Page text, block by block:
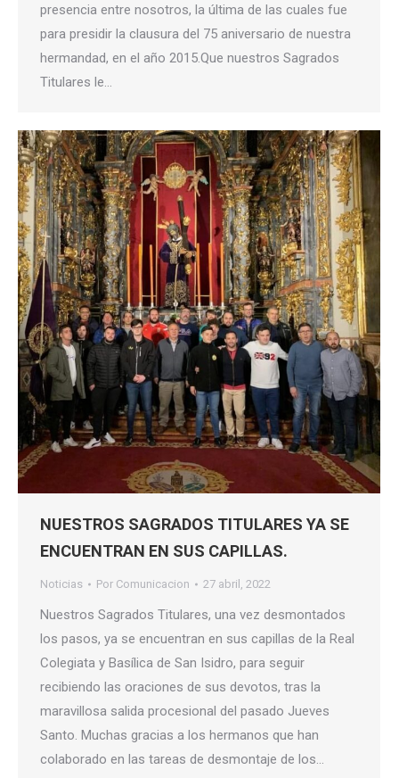
presencia entre nosotros, la última de las cuales fue
para presidir la clausura del 75 aniversario de nuestra
hermandad, en el año 2015.Que nuestros Sagrados
Titulares le…
NUESTROS SAGRADOS TITULARES YA SE
ENCUENTRAN EN SUS CAPILLAS.
Noticias Por Comunicacion 27 abril, 2022
Nuestros Sagrados Titulares, una vez desmontados
los pasos, ya se encuentran en sus capillas de la Real
Colegiata y Basílica de San Isidro, para seguir
recibiendo las oraciones de sus devotos, tras la
maravillosa salida procesional del pasado Jueves
Santo. Muchas gracias a los hermanos que han
colaborado en las tareas de desmontaje de los…